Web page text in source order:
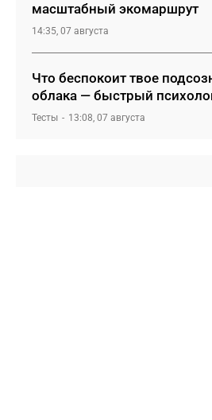
масштабный экомаршрут
14:35, 07 августа
Что беспокоит твое
облака — быстрый
Тесты 13:08, 07 августа